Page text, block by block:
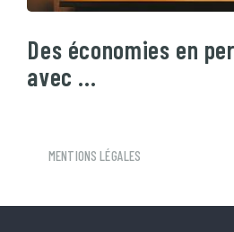
Des économies en
avec …
MENTIONS LÉGALES